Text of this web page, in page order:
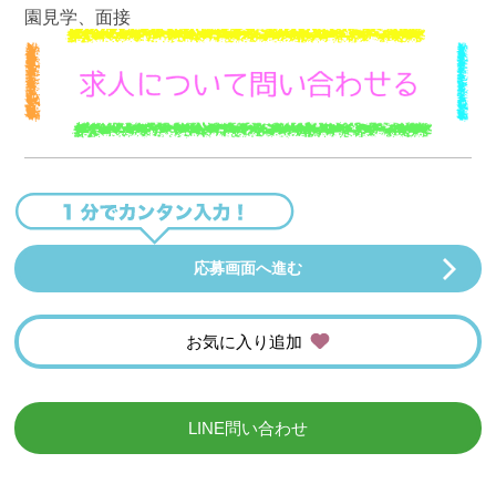
園見学、面接
応募画面へ進む
お気に入り追加
LINE問い合わせ